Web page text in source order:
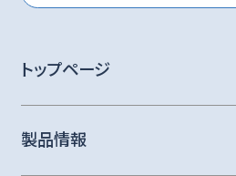
トップページ
製品情報